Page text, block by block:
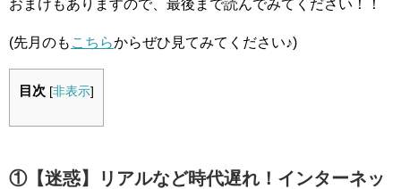
おまけもありますので、最後まで読んでみてください！！
(先月のも こちらからぜひ見てみてください♪)
目次 [非表示]
①【迷惑】リアルなど時代遅れ！インターネッ